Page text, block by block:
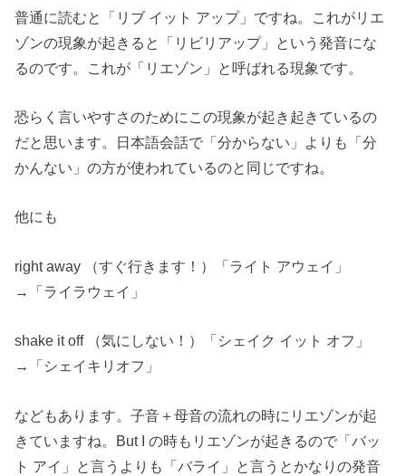
普通に読むと「リブ イット アップ」ですね。これがリエ
ゾンの現象が起きると「リビリアップ」という発音にな
るのです。これが「リエゾン」と呼ばれる現象です。
恐らく言いやすさのためにこの現象が起き起きているの
だと思います。日本語会話で「分からない」よりも「分
かんない」の方が使われているのと同じですね。
他にも
right away （すぐ行きます！）「ライト アウェイ」
→「ライラウェイ」
shake it off （気にしない！）「シェイク イット オフ」
→「シェイキリオフ」
などもあります。子音＋母音の流れの時にリエゾンが起
きていますね。But I の時もリエゾンが起きるので「バッ
ト アイ」と言うよりも「バライ」と言うとかなりの発音